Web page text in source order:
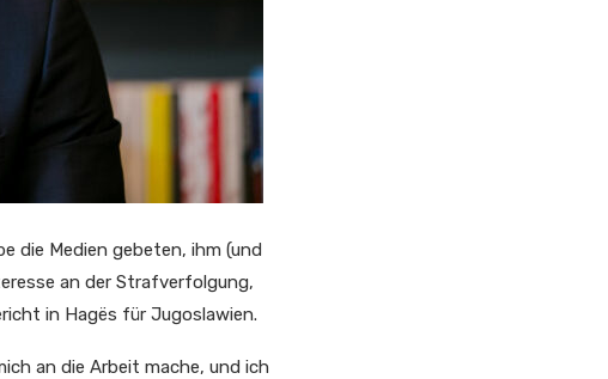
die Medien gebeten, ihm (und
an der Strafverfolgung,
in Hagës für Jugoslawien.
an die Arbeit mache, und ich